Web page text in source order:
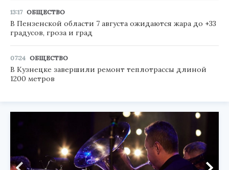
13:17 ОБЩЕСТВО
В Пензенской области 7 августа ожидаются жара до +33
градусов, гроза и град
07:24 ОБЩЕСТВО
В Кузнецке завершили ремонт теплотрассы длиной
1200 метров